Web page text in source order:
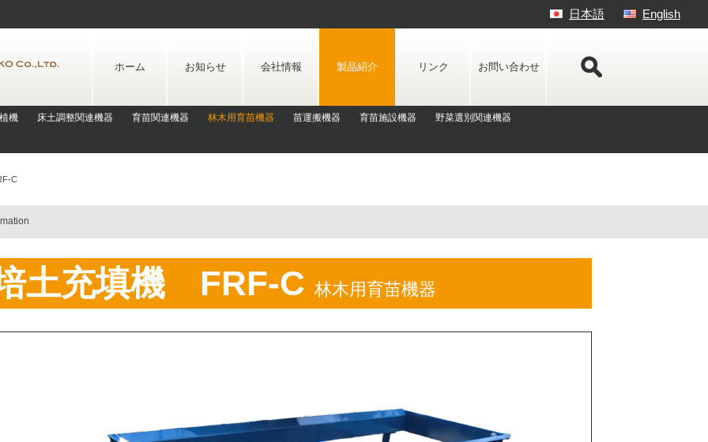
to
English
日本語
ホーム お知らせ 会社情報 製品紹介 リンク お問い合わせ
機 床土調整関連機器 育苗関連機器 林木用育苗機器 苗運搬機器 育苗施設機器 野菜選別関連機器
C
土充填機 FRF-C林木用育苗機器